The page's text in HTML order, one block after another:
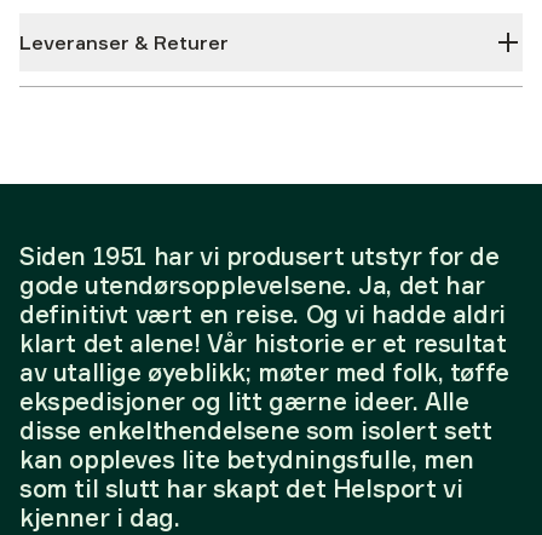
Leveranser & Returer
Siden 1951 har vi produsert utstyr for de
gode utendørsopplevelsene. Ja, det har
definitivt vært en reise. Og vi hadde aldri
klart det alene! Vår historie er et resultat
av utallige øyeblikk; møter med folk, tøffe
ekspedisjoner og litt gærne ideer. Alle
disse enkelthendelsene som isolert sett
kan oppleves lite betydningsfulle, men
som til slutt har skapt det Helsport vi
kjenner i dag.